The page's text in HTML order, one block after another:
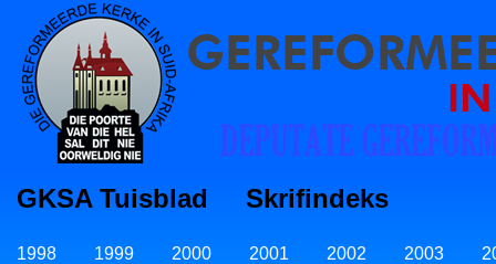
GKSA Tuisblad Skrifindeks
1998 1999 2000 2001 2002 2003